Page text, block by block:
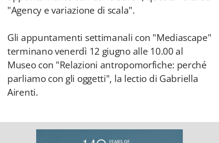
"Agency e variazione di scala".
Gli appuntamenti settimanali con "Mediascape"
terminano venerdì 12 giugno alle 10.00 al
Museo con "Relazioni antropomorfiche: perché
parliamo con gli oggetti", la lectio di Gabriella
Airenti.